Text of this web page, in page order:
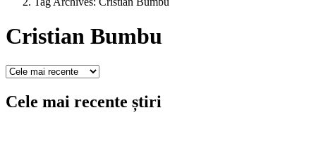
Cristian Bumbu
Cele mai recente știri